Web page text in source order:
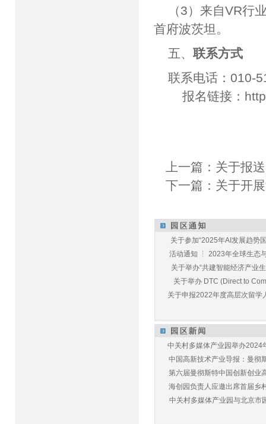
（3）来自VR行
首府波茨坦。
五、联系方式
联系电话：
报名链接：
上一篇： 关于报
下一篇： 关于开
关于参加“2025年AI发展趋势
活动通知 ┆ 2023年全球生态
关于举办“共建智能经济产业
关于举办 DTC (Direct to
关于申报2022年度高层次留学
中关村多媒体产业园举办2024
中国高新技术产业导报：曼彻
第六届曼彻斯特中国创新创业
海创园负责人应邀出席首届乡
中关村多媒体产业园与北京市